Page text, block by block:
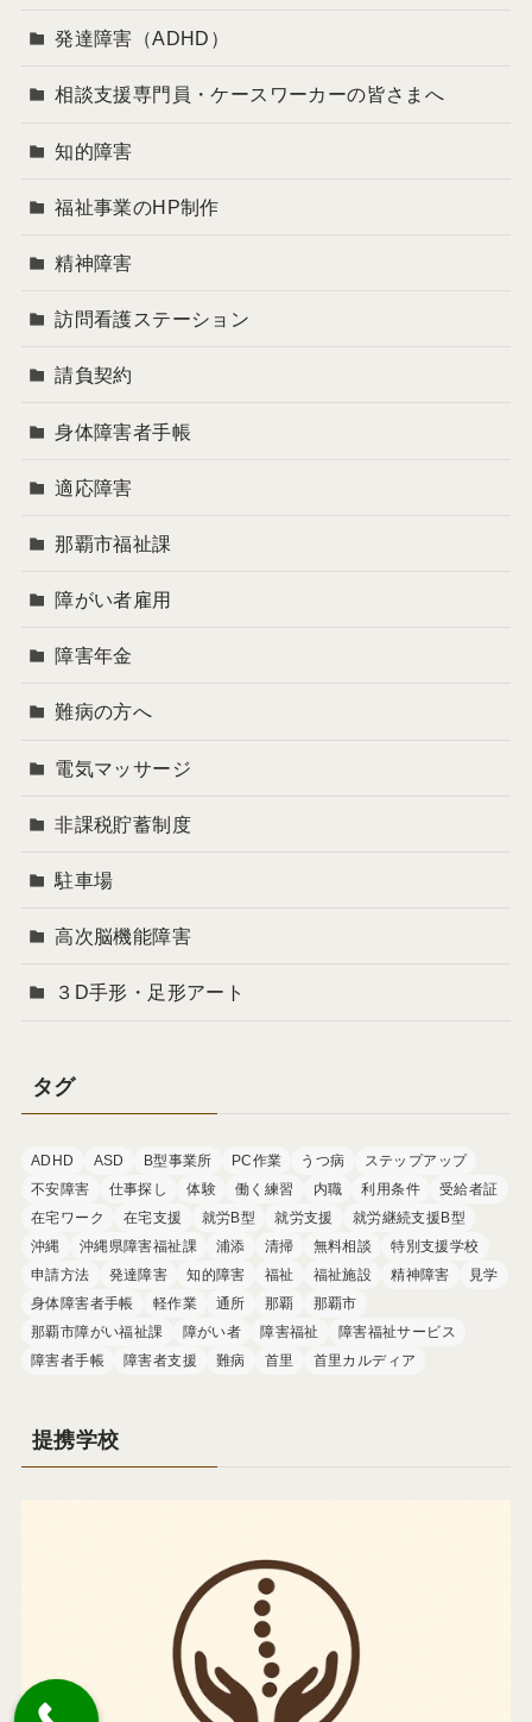
発達障害（ADHD）
相談支援専門員・ケースワーカーの皆さまへ
知的障害
福祉事業のHP制作
精神障害
訪問看護ステーション
請負契約
身体障害者手帳
適応障害
那覇市福祉課
障がい者雇用
障害年金
難病の方へ
電気マッサージ
非課税貯蓄制度
駐車場
高次脳機能障害
３D手形・足形アート
タグ
ADHD ASD B型事業所 PC作業 うつ病
ステップアップ
不安障害
仕事探し 体験 働く練習 内職 利用条件
受給者証
在宅ワーク
在宅支援 就労B型 就労支援
就労継続支援B型
沖縄
沖縄県障害福祉課 浦添 清掃 無料相談
特別支援学校
申請方法
発達障害 知的障害 福祉 福祉施設 精神障害
見学
身体障害者手帳
軽作業 通所 那覇
那覇市
那覇市障がい福祉課
障がい者 障害福祉
障害福祉サービス
障害者手帳
障害者支援 難病 首里 首里カルディア
提携学校